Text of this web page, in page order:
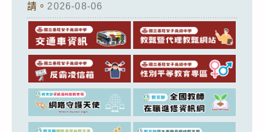
請。 2026-08-06